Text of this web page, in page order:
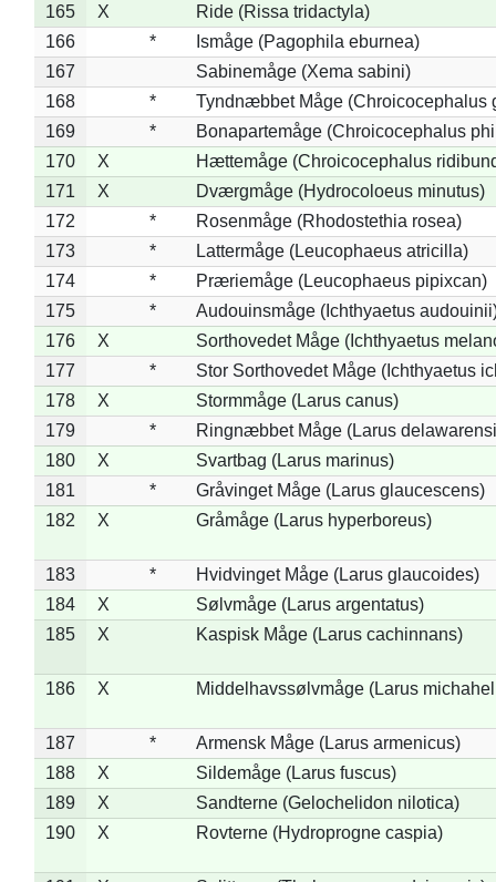
165
X
Ride (Rissa tridactyla)
166
*
Ismåge (Pagophila eburnea)
167
Sabinemåge (Xema sabini)
168
*
Tyndnæbbet Måge (Chroicocephalus
169
*
Bonapartemåge (Chroicocephalus
170
X
Hættemåge (Chroicocephalus
171
X
Dværgmåge (Hydrocoloeus minutus)
172
*
Rosenmåge (Rhodostethia rosea)
173
*
Lattermåge (Leucophaeus atricilla)
174
*
Præriemåge (Leucophaeus pipixcan)
175
*
Audouinsmåge (Ichthyaetus
176
X
Sorthovedet Måge (Ichthyaetus
177
*
Stor Sorthovedet Måge (Ichthyaetus
178
X
Stormmåge (Larus canus)
179
*
Ringnæbbet Måge (Larus
180
X
Svartbag (Larus marinus)
181
*
Gråvinget Måge (Larus glaucescens)
182
X Gråmåge (Larus hyperboreus)
183 *
Hvidvinget Måge (Larus glaucoides)
184
X
Sølvmåge (Larus argentatus)
185
X Kaspisk Måge (Larus cachinnans)
186 X Middelhavssølvmåge (Larus
187 *
Armensk Måge (Larus armenicus)
188
X
Sildemåge (Larus fuscus)
189
X
Sandterne (Gelochelidon nilotica)
190
X Rovterne (Hydroprogne caspia)